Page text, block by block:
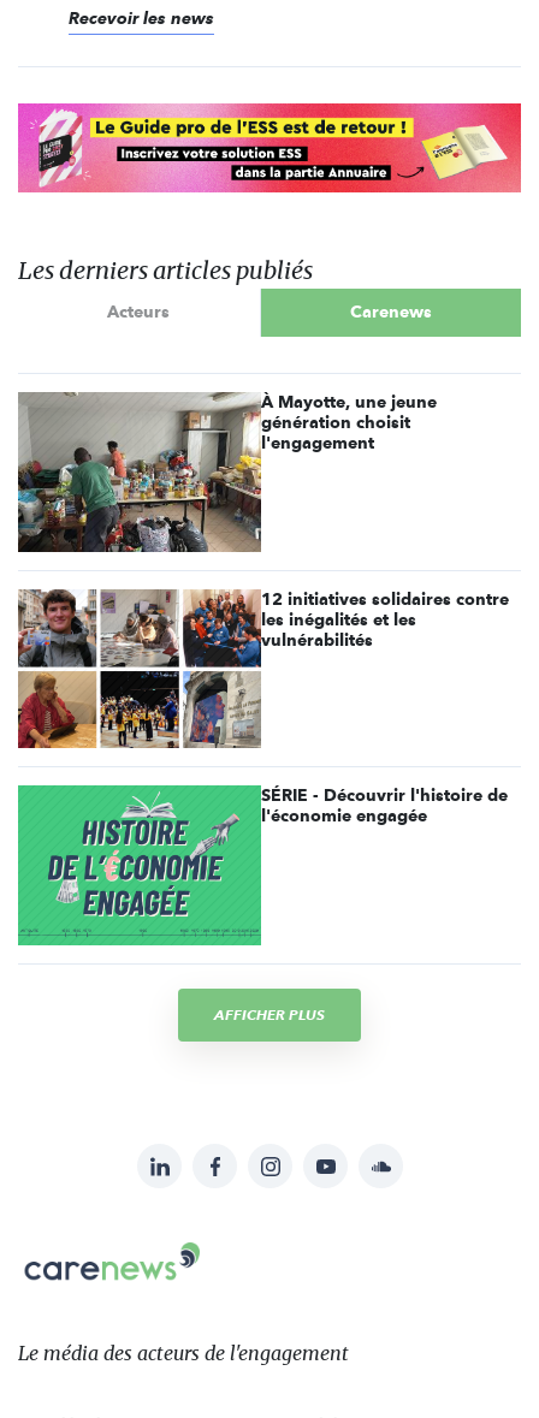
Recevoir les news
Les derniers articles publiés
Acteurs Carenews
À Mayotte, une jeune
génération choisit
l'engagement
12 initiatives solidaires contre
les inégalités et les
vulnérabilités
SÉRIE - Découvrir l'histoire de
l'économie engagée
AFFICHER PLUS
sur:
LinkedInFacebookInstagramYouTubeSoundcloud
Carenews,
Le
des
Le média des acteurs de l'engagement